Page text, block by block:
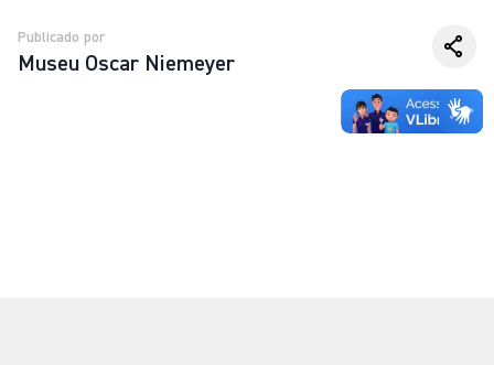
Publicado por
Museu Oscar Niemeyer